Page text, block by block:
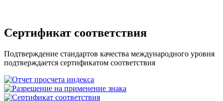
Сертификат соответствия
Подтверждение стандартов качества международного уровня
подтверждается сертификатом соответствия